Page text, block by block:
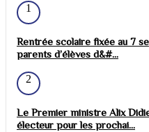
1
Rentrée scolaire fixée au 7
parents d’élèves d&#...
2
Le Premier ministre Alix
électeur pour les prochai...